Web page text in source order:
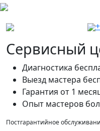
Сервисный
Диагностика
Выезд мастера
Гарантия от 1
Опыт мастеров
Постгарантийное